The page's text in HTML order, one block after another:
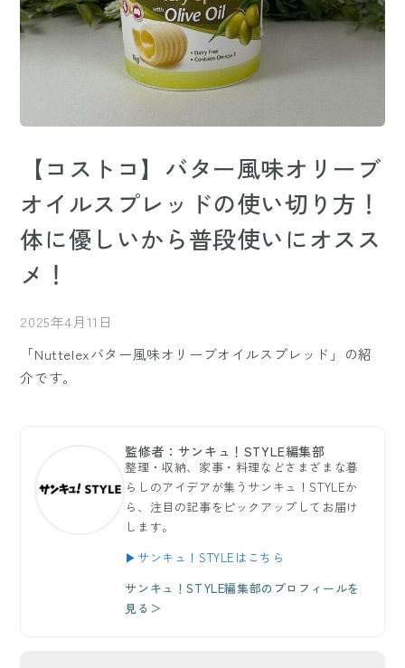
【コストコ】バター風味オリーブ
オイルスプレッドの使い切り方！
体に優しいから普段使いにオスス
メ！
2025年4月11日
「Nuttelexバター風味オリーブオイルスプレッド」の紹
介です。
監修者：サンキュ！STYLE編集部
整理・収納、家事・料理などさまざまな暮
らしのアイデアが集うサンキュ！STYLEか
ら、注目の記事をピックアップしてお届け
します。
▶サンキュ！STYLEはこちら
サンキュ！STYLE編集部のプロフィールを
見る＞